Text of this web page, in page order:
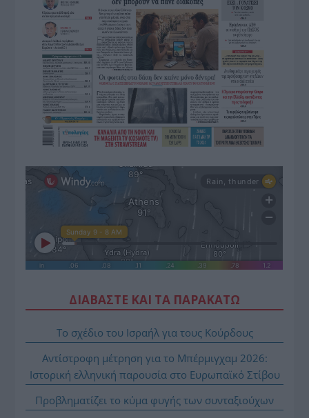
ΔΙΑΒΑΣΤΕ ΚΑΙ ΤΑ ΠΑΡΑΚΑΤΩ
Το σχέδιο του Ισραήλ για τους Κούρδους
Αντίστροφη μέτρηση για το Μπέρμιγχαμ 2026:
Ιστορική ελληνική παρουσία στο Ευρωπαϊκό Στίβου
Προβληματίζει το κύμα φυγής των συνταξιούχων